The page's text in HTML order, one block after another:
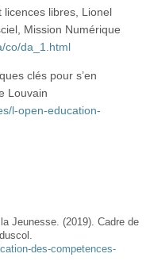
licences libres, Lionel
Mission Numérique
co/da_1.html
clés pour s’en
Louvain
l-open-education-
Jeunesse. (2019). Cadre de
des-competences-